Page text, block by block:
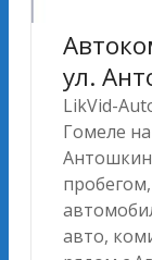
ул.
LikVid-
Гомеле
авто,